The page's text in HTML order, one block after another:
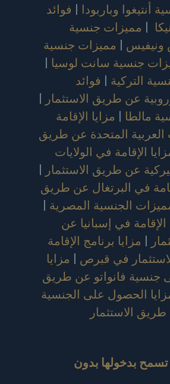
أنتيغوا وباربودا | فوائد
| مميزات جنسية
| مميزات جنسية
جنسية سانت لوسيا |
التركية | فوائد
عن طريق الاستثمار |
مالطا | مزايا الإقامة
العربية المتحدة عن طريق
الإقامة في الولايات
عن طريق الاستثمار |
في البرتغال عن طريق
الجنسية المصرية |
الإقامة في إسبانيا عن
| مزايا برنامج الإقامة
في قبرص | مزايا
جنسية فانواتو عن طريق
الحصول على الجنسية
الاستثمار
تسمح بدخولها بدون